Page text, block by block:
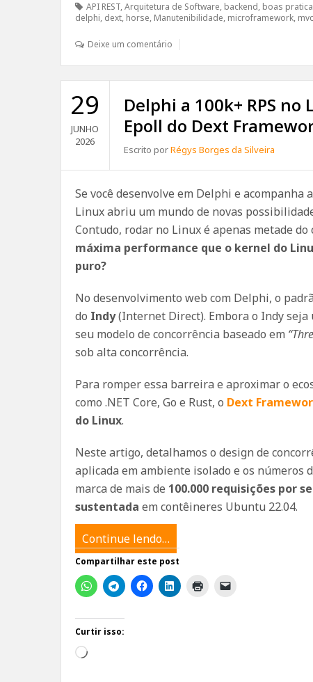
API REST,Arquitetura de Software, backend, boas
delphi, dext, horse, Manutenibilidade, microframework, mvc
Deixe um comentário
29
JUNHO
2026
Delphi a 100k+ RPS no
Epoll do Dext
Escrito porRégys Borges da Silveira
Se você desenvolve em Delphi e
Linux abriu um mundo de novas
Contudo, rodar no Linux é apenas metade do
máxima performance que o kernel do
puro?
No desenvolvimento web com Delphi, o
do Indy(Internet Direct). Embora o Indy
seu modelo de concorrência baseado em
sob alta concorrência.
Para romper essa barreira e aproximar o
como .NET Core, Go e Rust, o Dext
do Linux.
Neste artigo, detalhamos o design de
aplicada em ambiente isolado e os números
marca de mais de 100.000 requisições por
sustentada em contêineres Ubuntu 22.04.
Continue lendo…
Compartilhar este post
Curtir isso:
Carregando...